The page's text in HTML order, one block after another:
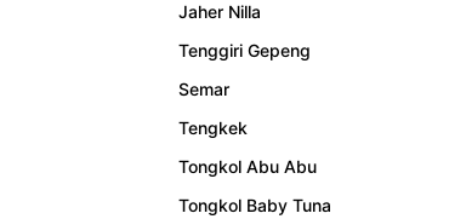
Jaher Nilla
Tenggiri Gepeng
Semar
Tengkek
Tongkol Abu Abu
Tongkol Baby Tuna